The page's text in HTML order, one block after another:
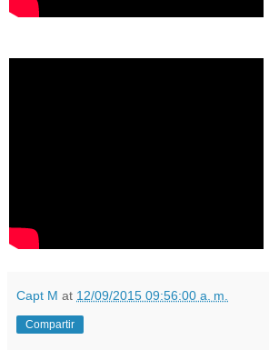
Capt M at 12/09/2015 09:56:00 a. m.
Compartir